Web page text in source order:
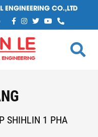
ENGINEERING CO.,LTD
SHIHLIN 1 PHA